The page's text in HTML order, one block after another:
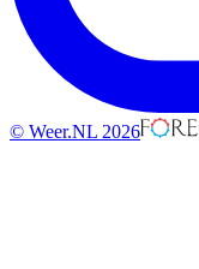
© Weer.NL 2026